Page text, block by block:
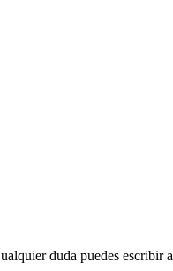
duda puedes escribir a